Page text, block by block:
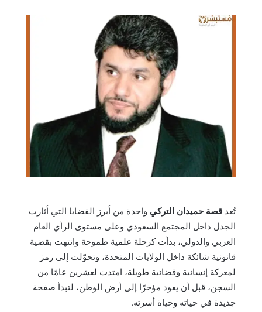
تُعد قصة حميدان التركي واحدة من أبرز القضايا التي أثارت
الجدل داخل المجتمع السعودي وعلى مستوى الرأي العام
العربي والدولي، بدأت كرحلة علمية طموحة وانتهت بقضية
قانونية شائكة داخل الولايات المتحدة، وتحوّلت إلى رمز
لمعركة إنسانية وقضائية طويلة، امتدت لعشرين عامًا من
السجن، قبل أن يعود مؤخرًا إلى أرض الوطن، لتبدأ صفحة
جديدة في حياته وحياة أسرته.